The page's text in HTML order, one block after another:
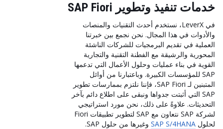
خدمات تنفيذ وتطوير SAP Fiori
في LeverX، نستخدم أحدث التقنيات والمنصات
والأدوات في هذا المجال. نحن نجمع بين خبرتنا
العملية في تقديم البرمجيات للشركات الناشئة
المحورية والرشيقة مع الفطنة التقنية والتجارية
القوية في بناء عمليات وحلول الأعمال التي تدعمها
SAP للمؤسسات الكبيرة. وباعتبارنا من أوائل
المتبنين لـ SAP Fiori، فإننا نلتزم بممارسات تطوير
SAP التي أثبتت جدواها ونبقى على اطلاع دائم بآخر
التحديثات. علاوةً على ذلك، نحن مورد استراتيجي
لشركة SAP نتعاون مع SAP لتطوير تطبيقات Fiori
لحلول SAP S/4HANA وغيرها من حلول SAP.